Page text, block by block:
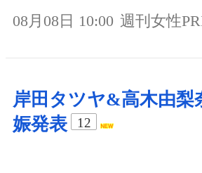
08月08日 10:00 週刊女性
岸田タツヤ&高木由梨
娠発表
12